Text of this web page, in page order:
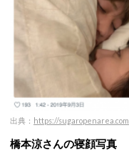
出典： https://sugaropenarea.com
橋本涼さんの寝顔写真